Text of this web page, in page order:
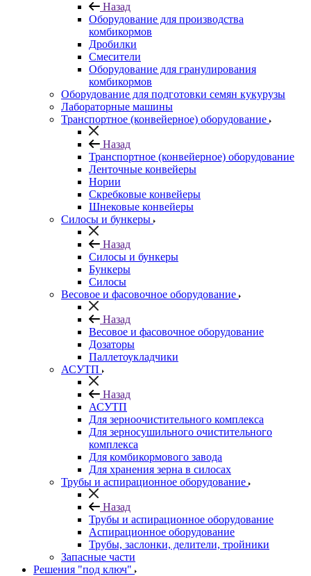
Назад
Оборудование для производства
комбикормов
Дробилки
Смесители
Оборудование для гранулирования
комбикормов
Оборудование для подготовки семян кукурузы
Лабораторные машины
Транспортное (конвейерное) оборудование
Назад
Транспортное (конвейерное) оборудование
Ленточные конвейеры
Нории
Скребковые конвейеры
Шнековые конвейеры
Силосы и бункеры
Назад
Силосы и бункеры
Бункеры
Силосы
Весовое и фасовочное оборудование
Назад
Весовое и фасовочное оборудование
Дозаторы
Паллетоукладчики
АСУТП
Назад
АСУТП
Для зерноочистительного комплекса
Для зерносушильного очистительного
комплекса
Для комбикормового завода
Для хранения зерна в силосах
Трубы и аспирационное оборудование
Назад
Трубы и аспирационное оборудование
Аспирационное оборудование
Трубы, заслонки, делители, тройники
Запасные части
Решения "под ключ"